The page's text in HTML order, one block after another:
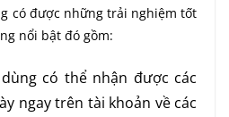
có được những trải nghiệm tốt
nổi bật đó gồm:
có thể nhận được các
ngay trên tài khoản về các